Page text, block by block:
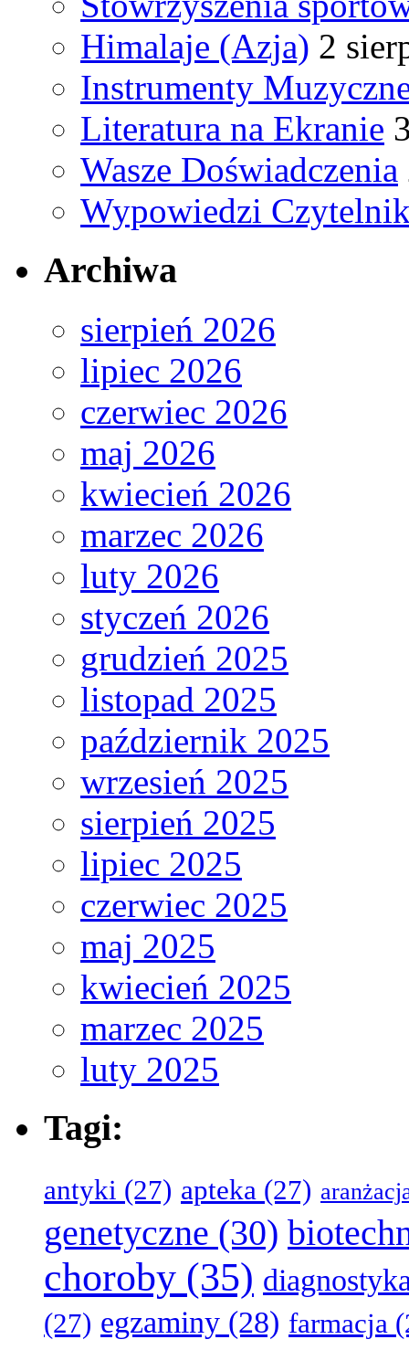
Himalaje (Azja) 2
Instrumenty
Literatura na Ekranie
Wasze Doświadczenia
Wypowiedzi
Archiwa
sierpień 2026
lipiec 2026
czerwiec 2026
maj 2026
kwiecień 2026
marzec 2026
luty 2026
styczeń 2026
grudzień 2025
listopad 2025
październik 2025
wrzesień 2025
sierpień 2025
lipiec 2025
czerwiec 2025
maj 2025
kwiecień 2025
marzec 2025
luty 2025
Tagi:
antyki (27) apteka (27)
genetyczne (30)
choroby (35)
(27) egzaminy (28) farmacja